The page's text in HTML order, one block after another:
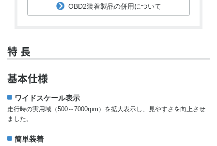
OBD2装着製品の併用について
特 長
基本仕様
ワイドスケール表示
走行時の実用域（500～7000rpm）を拡大表示し、見やすさを向上させ
ました。
簡単装着